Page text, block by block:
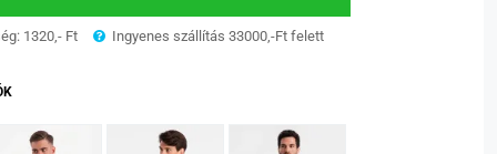
1320,- Ft Ingyenes szállítás 33000,-Ft felett